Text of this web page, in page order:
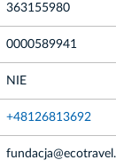
363155980
0000589941
NIE
+48126813692